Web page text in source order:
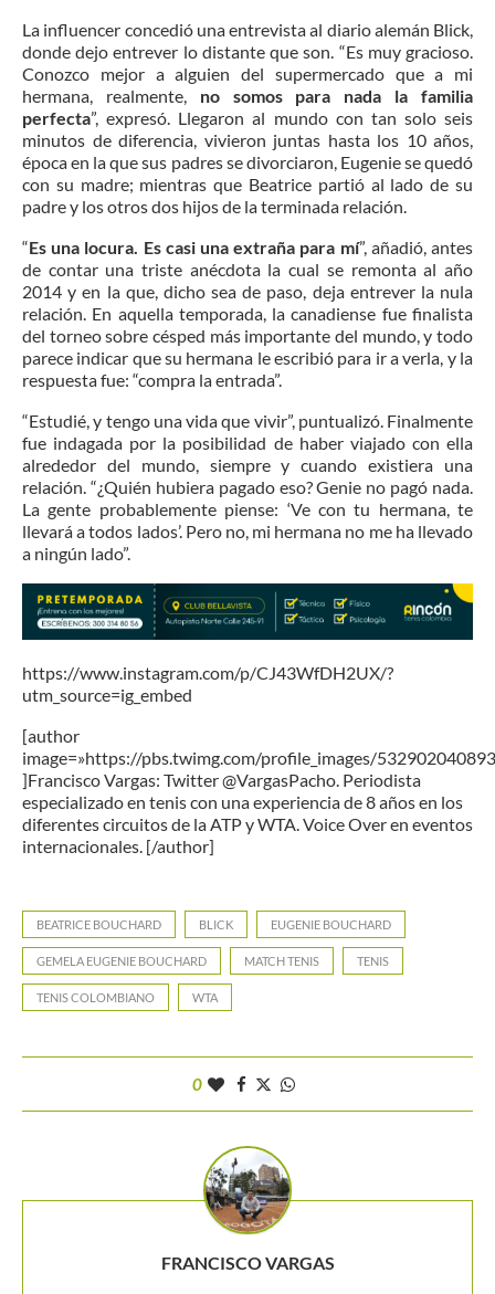
La influencer concedió una entrevista al diario alemán Blick,
donde dejo entrever lo distante que son. “Es muy gracioso.
Conozco mejor a alguien del supermercado que a mi
hermana, realmente, no somos para nada la familia
perfecta”, expresó. Llegaron al mundo con tan solo seis
minutos de diferencia, vivieron juntas hasta los 10 años,
época en la que sus padres se divorciaron, Eugenie se quedó
con su madre; mientras que Beatrice partió al lado de su
padre y los otros dos hijos de la terminada relación.
“Es una locura. Es casi una extraña para mí”, añadió, antes
de contar una triste anécdota la cual se remonta al año
2014 y en la que, dicho sea de paso, deja entrever la nula
relación. En aquella temporada, la canadiense fue finalista
del torneo sobre césped más importante del mundo, y todo
parece indicar que su hermana le escribió para ir a verla, y la
respuesta fue: “compra la entrada”.
“Estudié, y tengo una vida que vivir”, puntualizó. Finalmente
fue indagada por la posibilidad de haber viajado con ella
alrededor del mundo, siempre y cuando existiera una
relación. “¿Quién hubiera pagado eso? Genie no pagó nada.
La gente probablemente piense: ‘Ve con tu hermana, te
llevará a todos lados’. Pero no, mi hermana no me ha llevado
a ningún lado”.
https://www.instagram.com/p/CJ43WfDH2UX/?
utm_source=ig_embed
[author
image=»https://pbs.twimg.com/profile_images/
]Francisco Vargas: Twitter @VargasPacho. Periodista
especializado en tenis con una experiencia de 8 años en los
diferentes circuitos de la ATP y WTA. Voice Over en eventos
internacionales. [/author]
BEATRICE BOUCHARD BLICK EUGENIE BOUCHARD
GEMELA EUGENIE BOUCHARD MATCH TENIS TENIS
TENIS COLOMBIANO WTA
0
FRANCISCO VARGAS